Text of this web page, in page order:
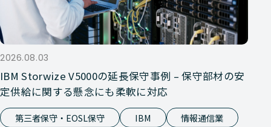
2026.08.03
IBM Storwize V5000の延長保守事例 – 保守部材の安
定供給に関する懸念にも柔軟に対応
第三者保守・EOSL保守 IBM
情報通信業